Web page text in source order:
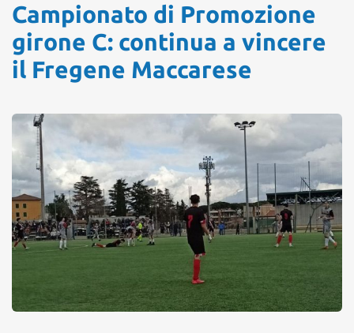
Campionato di Promozione
girone C: continua a vincere
il Fregene Maccarese